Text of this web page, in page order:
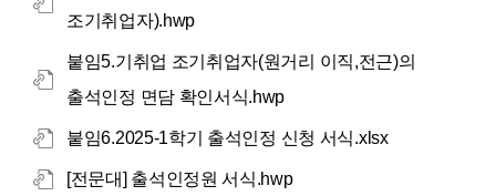
조기취업자).hwp
붙임5.기취업 조기취업자(원거리 이직,전근)의
출석인정 면담 확인서식.hwp
붙임6.2025-1학기 출석인정 신청 서식.xlsx
[전문대] 출석인정원 서식.hwp